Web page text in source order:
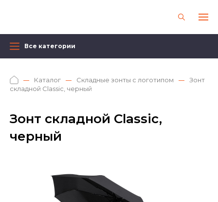
Все категории
Каталог Складные зонты с логотипом
Зонт
складной Classic, черный
Зонт складной Classic,
черный